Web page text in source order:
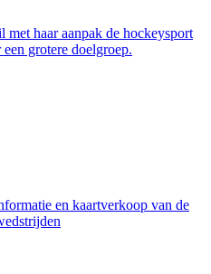
haar aanpak de hockeysport
grotere doelgroep.
en kaartverkoop van de